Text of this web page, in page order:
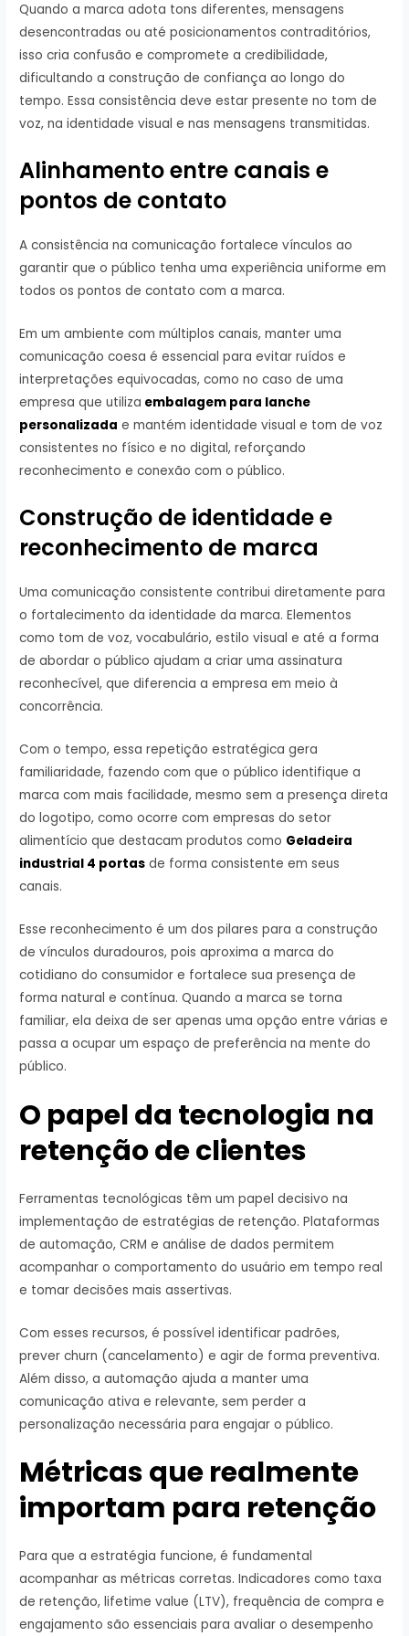
Quando a marca adota tons diferentes, mensagens
desencontradas ou até posicionamentos contraditórios,
isso cria confusão e compromete a credibilidade,
dificultando a construção de confiança ao longo do
tempo. Essa consistência deve estar presente no tom de
voz, na identidade visual e nas mensagens transmitidas.
Alinhamento entre canais e
pontos de contato
A consistência na comunicação fortalece vínculos ao
garantir que o público tenha uma experiência uniforme em
todos os pontos de contato com a marca.
Em um ambiente com múltiplos canais, manter uma
comunicação coesa é essencial para evitar ruídos e
interpretações equivocadas, como no caso de uma
empresa que utiliza embalagem para lanche
personalizada e mantém identidade visual e tom de voz
consistentes no físico e no digital, reforçando
reconhecimento e conexão com o público.
Construção de identidade e
reconhecimento de marca
Uma comunicação consistente contribui diretamente para
o fortalecimento da identidade da marca. Elementos
como tom de voz, vocabulário, estilo visual e até a forma
de abordar o público ajudam a criar uma assinatura
reconhecível, que diferencia a empresa em meio à
concorrência.
Com o tempo, essa repetição estratégica gera
familiaridade, fazendo com que o público identifique a
marca com mais facilidade, mesmo sem a presença direta
do logotipo, como ocorre com empresas do setor
alimentício que destacam produtos como Geladeira
industrial 4 portas de forma consistente em seus
canais.
Esse reconhecimento é um dos pilares para a construção
de vínculos duradouros, pois aproxima a marca do
cotidiano do consumidor e fortalece sua presença de
forma natural e contínua. Quando a marca se torna
familiar, ela deixa de ser apenas uma opção entre várias e
passa a ocupar um espaço de preferência na mente do
público.
O papel da tecnologia na
retenção de clientes
Ferramentas tecnológicas têm um papel decisivo na
implementação de estratégias de retenção. Plataformas
de automação, CRM e análise de dados permitem
acompanhar o comportamento do usuário em tempo real
e tomar decisões mais assertivas.
Com esses recursos, é possível identificar padrões,
prever churn (cancelamento) e agir de forma preventiva.
Além disso, a automação ajuda a manter uma
comunicação ativa e relevante, sem perder a
personalização necessária para engajar o público.
Métricas que realmente
importam para retenção
Para que a estratégia funcione, é fundamental
acompanhar as métricas corretas. Indicadores como taxa
de retenção, lifetime value (LTV), frequência de compra e
engajamento são essenciais para avaliar o desempenho